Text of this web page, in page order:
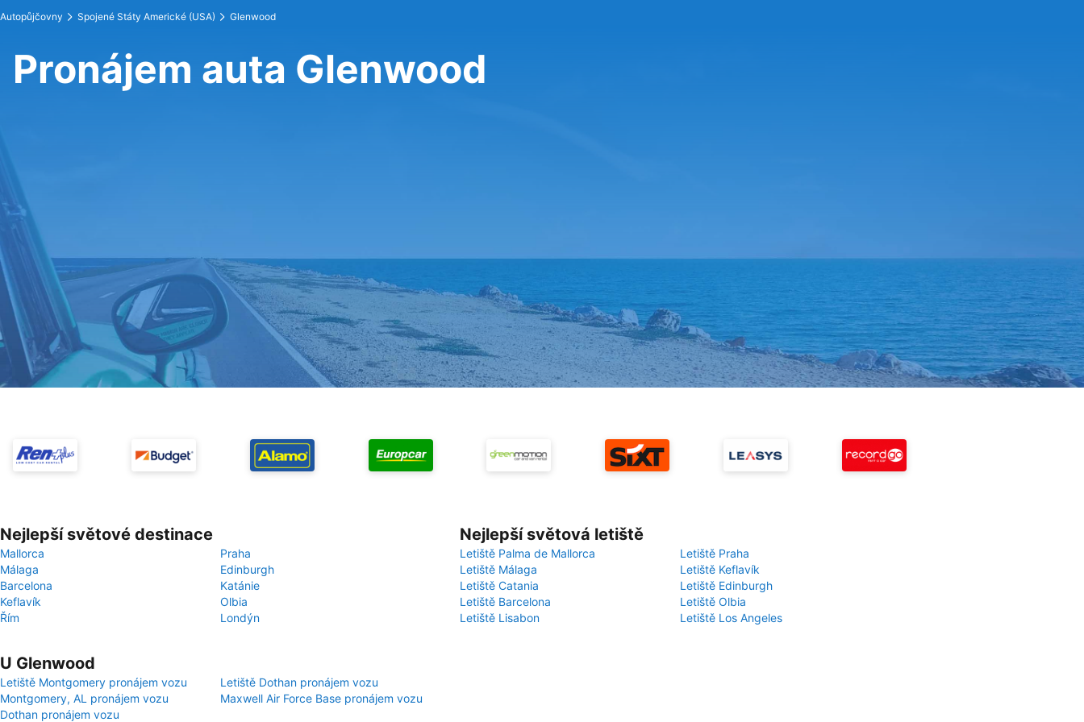
Autopůjčovny Spojené Státy Americké (USA) Glenwood
Pronájem auta Glenwood
Nejlepší světové destinace
Mallorca
Praha
Málaga
Edinburgh
Barcelona
Katánie
Keflavík
Olbia
Řím
Londýn
Nejlepší světová letiště
Letiště Palma de Mallorca
Letiště Praha
Letiště Málaga
Letiště Keflavík
Letiště Catania
Letiště Edinburgh
Letiště Barcelona
Letiště Olbia
Letiště Lisabon
Letiště Los Angeles
U Glenwood
Letiště Montgomery pronájem vozu
Letiště Dothan pronájem vozu
Montgomery, AL pronájem vozu
Maxwell Air Force Base pronájem vozu
Dothan pronájem vozu